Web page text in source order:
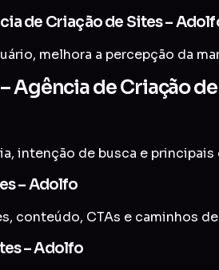
de Criação de Sites –
melhora a percepção da
de Criação
intenção de busca e
– Adolfo
conteúdo, CTAs e caminhos
– Adolfo